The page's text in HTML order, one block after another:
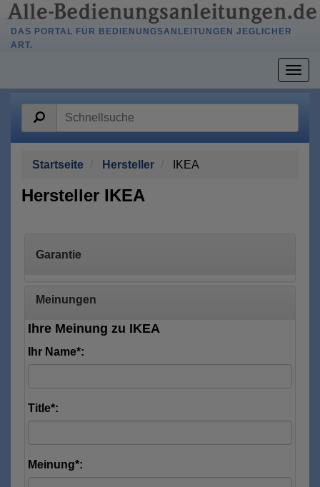
DAS PORTAL FÜR BEDIENUNGSANLEITUNGEN JEGLICHER
ART.
Startseite Hersteller IKEA
Hersteller IKEA
Garantie
Meinungen
Ihre Meinung zu IKEA
Ihr Name*:
Title*:
Meinung*: